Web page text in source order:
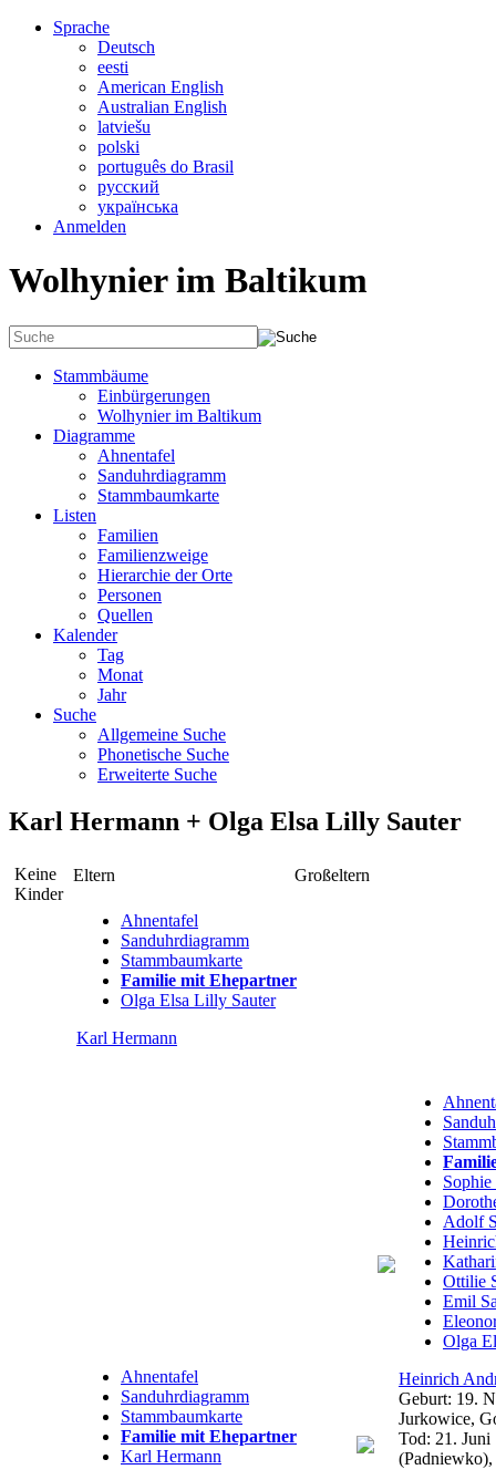
Sprache
Deutsch
eesti
American English
Australian English
latviešu
polski
português do Brasil
русский
українська
Anmelden
Wolhynier im Baltikum
Stammbäume
Einbürgerungen
Wolhynier im Baltikum
Diagramme
Ahnentafel
Sanduhrdiagramm
Stammbaumkarte
Listen
Familien
Familienzweige
Hierarchie der Orte
Personen
Quellen
Kalender
Tag
Monat
Jahr
Suche
Allgemeine Suche
Phonetische Suche
Erweiterte Suche
Karl Hermann + Olga Elsa Lilly Sauter
Keine
Kinder
Eltern Großeltern
Ahnentafel
Sanduhrdiagramm
Stammbaumkarte
Familie mit Ehepartner
Olga Elsa Lilly Sauter
Karl Hermann
Ahnentafel
Sanduhrdiagramm
Stammbaumkarte
Familie mit Ehepartner
Karl Hermann
Sophie
Adolf
Ottilie
Emil
Olga
Heinrich
Geburt: 19.
Jurkowice,
Tod: 21. Juni